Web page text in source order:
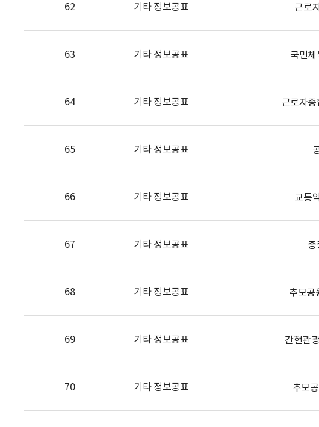
62 기타 정보공표 근로
63 기타 정보공표 국민
64 기타 정보공표 근로자
65 기타 정보공표
66 기타 정보공표 교통
67 기타 정보공표 종
68 기타 정보공표 추모공
69 기타 정보공표 간현관
70 기타 정보공표 추모